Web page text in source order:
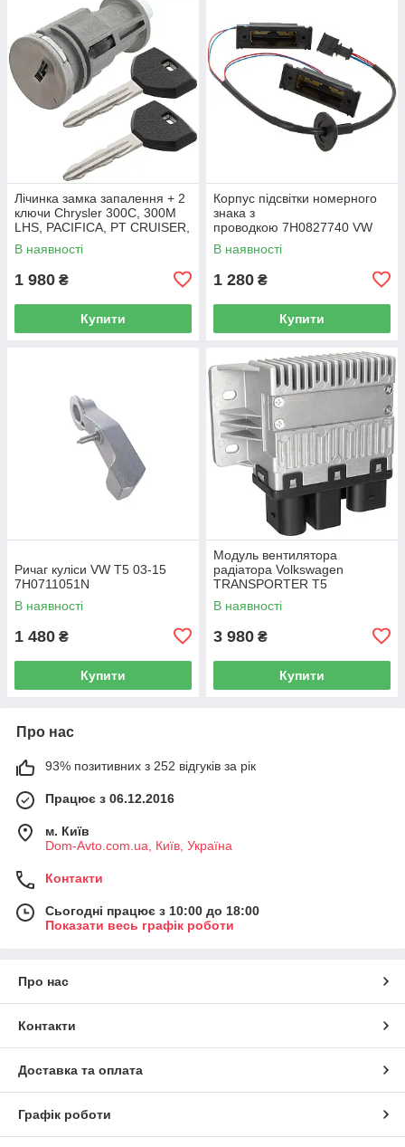
Лічинка замка запалення + 2
ключи Chrysler 300C, 300M
LHS, PACIFICA, PT CRUISER,
SEBRING 5003843AB
В наявності
1 980 ₴
Купити
Корпус підсвітки номерного
знака з
проводкою 7H0827740 VW
Caddy III (2K) 2004-2015
/ Caddy IV (SA) 2016-
В наявності
1 280 ₴
Купити
Ричаг куліси VW T5 03-15
7H0711051N
В наявності
1 480 ₴
Купити
Модуль вентилятора
радіатора Volkswagen
TRANSPORTER T5
Фургон 03-15 7H0919506D
В наявності
3 980 ₴
Купити
Про нас
93% позитивних з 252 відгуків за рік
Працює з 06.12.2016
м. Київ
Dom-Avto.com.ua, Київ, Україна
Контакти
Сьогодні працює з 10:00 до 18:00
Показати весь графік роботи
Про нас
Контакти
Доставка та оплата
Графік роботи